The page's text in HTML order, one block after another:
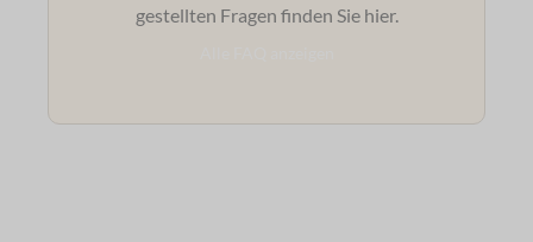
gestellten Fragen finden Sie hier.